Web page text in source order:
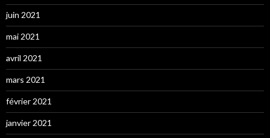
juin 2021
mai 2021
avril 2021
mars 2021
février 2021
janvier 2021